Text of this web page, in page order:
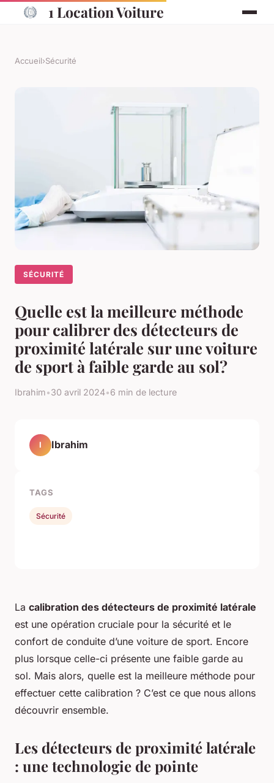
1 Location Voiture
Accueil›Sécurité
SÉCURITÉ
Quelle est la meilleure méthode
pour calibrer des détecteurs de
proximité latérale sur une voiture
de sport à faible garde au sol?
Ibrahim•30 avril 2024•6 min de lecture
La calibration des détecteurs de proximité latérale
est une opération cruciale pour la sécurité et le
confort de conduite d’une voiture de sport. Encore
plus lorsque celle-ci présente une faible garde au
sol. Mais alors, quelle est la meilleure méthode pour
effectuer cette calibration ? C’est ce que nous allons
découvrir ensemble.
Les détecteurs de proximité latérale
: une technologie de pointe
I Ibrahim
TAGS
Sécurité